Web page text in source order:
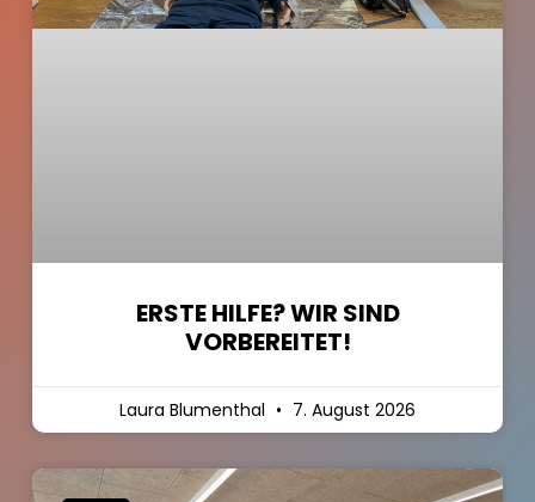
ERSTE HILFE? WIR SIND
VORBEREITET!
Laura Blumenthal 7. August 2026